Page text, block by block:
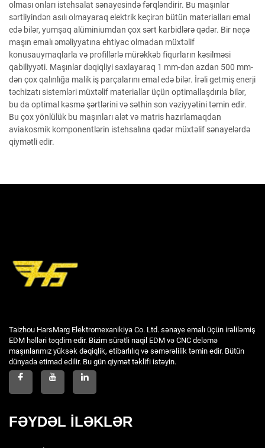
olması onları istehsalat sənayesində fərqləndirir. Bu maşınlar
sərtliyindən asılı olmayaraq elektrik keçirən bütün materialları emal
edə bilər, yumşaq alüminiumdan çox sərt karbidlərə qədər. Bir neçə
maşın emalı əməliyyatına ehtiyac olmadan müxtəlif
konusauymaqlarla və profillərlə mürəkkəb fiqurların kəsilməsi
qabiliyyəti. Maşınlar dəqiqliyi saxlayaraq 1 mm-dən azdan 500 mm-
dən çox qalınlığa malik iş parçalarını emal edə bilər. İrəli getmiş enerji
təchizatı sistemləri müxtəlif materiallar üçün optimallaşdırıla bilər,
bu da optimal kəsmə şərtlərini və səthin son vəziyyətini təmin edir.
Bu çox yönlülük bu maşınları alət və matris hazırlamaqdan
aviakosmik komponentlərin istehsalına qədər müxtəlif sənayelərdə
qiymətli edir.
Taizhou HarsMarg Elektromexanikiya Co. Ltd. sənaye emalı üçün irəliləmiş
EDM həlləri təqdim edir. Bizim sürətli naqil EDM və CNC deləmə
maşınlarımız yüksək dəqiqlik, etibarlılıq və səmərəlilik təmin edir. Bütün
dünyada etimad edilir. Bu gün qiymət təklifi istəyin.
FƏYDƏL İLƏKLƏR